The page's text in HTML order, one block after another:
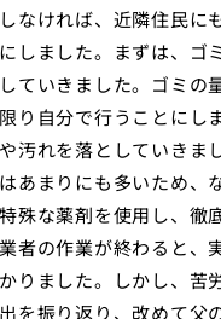
なければ、近隣住民に
ました。まずは、ゴ
いきました。ゴミの
り自分で行うことにし
汚れを落としていきま
あまりにも多いため、
殊な薬剤を使用し、徹
者の作業が終わると、
りました。しかし、苦
を振り返り、改めて父